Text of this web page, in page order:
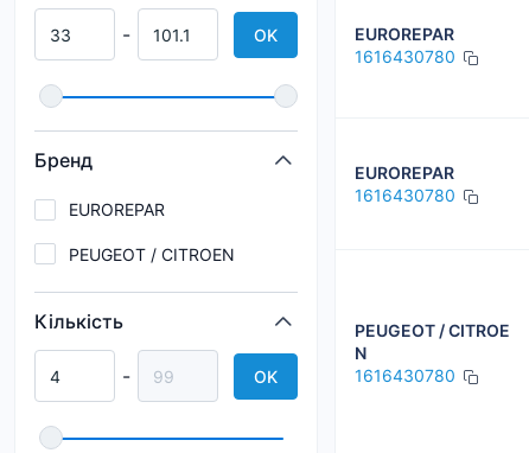
- OK
Бренд
EUROREPAR
PEUGEOT / CITROEN
Кількість
- OK
EUROREPAR
1616430780
EUROREPAR
1616430780
PEUGEOT / CITROE
N
1616430780